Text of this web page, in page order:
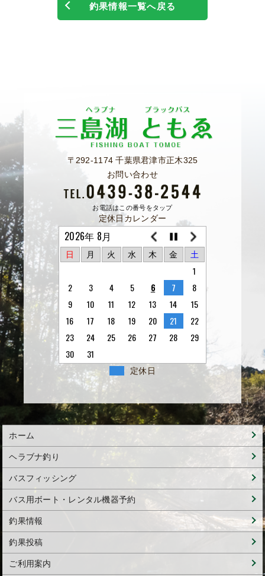
釣果情報一覧へ戻る
〒292-1174 千葉県君津市正木325
お問い合わせ
お電話はこの番号をタップ
定休日カレンダー
2026年 8月
日 月 火 水 木 金 土
1
2
3 4 5 6 7
8
9
10 11 12 13 14
15
16
17 18 19 20 21
22
23
24 25 26 27 28
29
30
31
定休日
ホーム
ヘラブナ釣り
バスフィッシング
バス用ボート・レンタル機器予約
釣果情報
釣果投稿
ご利用案内